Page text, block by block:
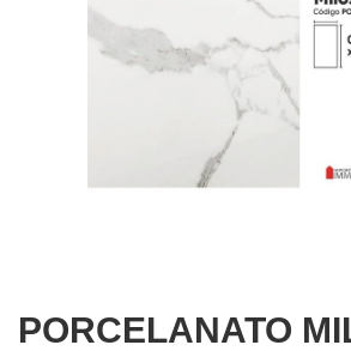
PORCELANATO